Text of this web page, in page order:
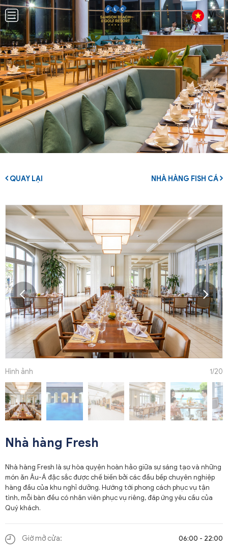
VI
QUAY LẠI NHÀ HÀNG FISH CÁ
Hình ảnh 1/20
Nhà hàng Fresh
Nhà hàng Fresh là sự hòa quyện hoàn hảo giữa sự sáng tạo và những
món ăn Âu-Á đặc sắc được chế biến bởi các đầu bếp chuyên nghiệp
hàng đầu của khu nghỉ dưỡng. Hướng tới phong cách phục vụ tận
tình, mỗi bàn đều có nhân viên phục vụ riêng, đáp ứng yêu cầu của
Quý khách.
Giờ mở cửa: 06:00 - 22:00